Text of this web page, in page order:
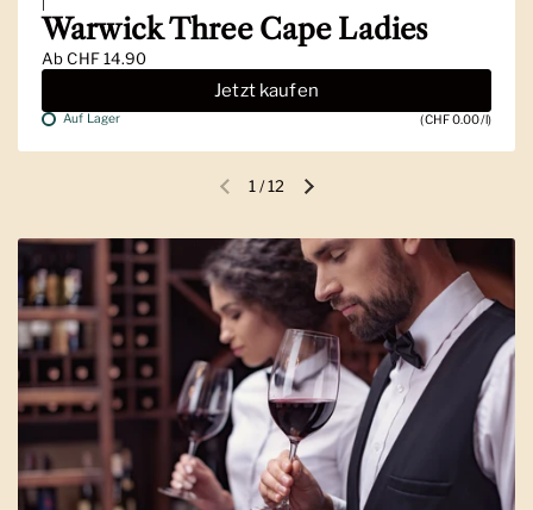
Warwick Three Cape Ladies
AbCHF 14.90
Jetzt kaufen
Auf Lager (CHF 0.00/l)
Vorherige FolieNächste Folie
1/12